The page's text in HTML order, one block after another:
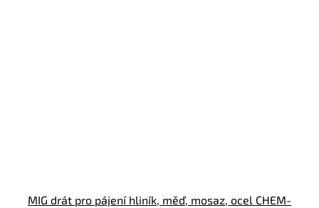
MIG drát pro pájení hliník, měď, mosaz, ocel CHEM-